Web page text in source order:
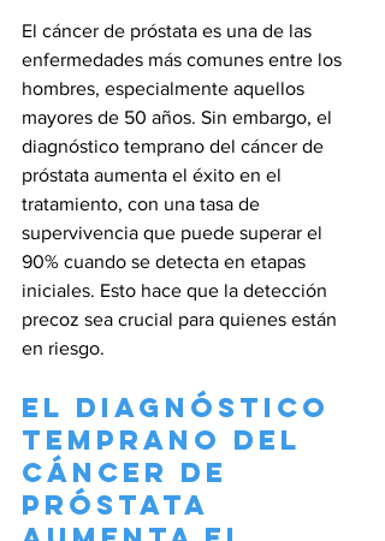
El cáncer de próstata es una de las
enfermedades más comunes entre los
hombres, especialmente aquellos
mayores de 50 años. Sin embargo, el
diagnóstico temprano del cáncer de
próstata aumenta el éxito en el
tratamiento, con una tasa de
supervivencia que puede superar el
90% cuando se detecta en etapas
iniciales. Esto hace que la detección
precoz sea crucial para quienes están
en riesgo.
El Diagnóstico
Temprano del
Cáncer de
Próstata